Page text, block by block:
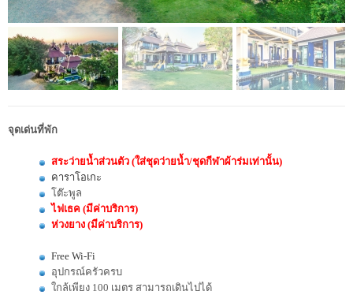
จุดเด่นที่พัก
สระว่ายน้ำส่วนตัว (ใส่ชุดว่ายน้ำ/ชุดกีฬาผ้าร่มเท่านั้น)
คาราโอเกะ
โต๊ะพูล
ไฟเธค (มีค่าบริการ)
ห่วงยาง (มีค่าบริการ)
Free Wi-Fi
อุปกรณ์ครัวครบ
ใกล้เพียง 100 เมตร สามารถเดินไปได้